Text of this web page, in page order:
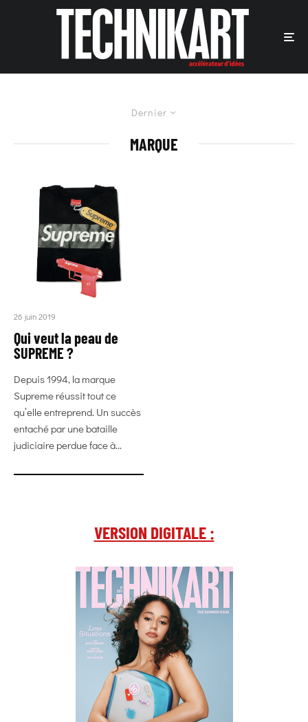
Dernier
MARQUE
26 juin 2019
Qui veut la peau de
SUPREME ?
Depuis 1994, la marque
Supreme réussit tout ce
qu’elle entreprend. Un succès
entaché par une bataille
judiciaire perdue face à...
VERSION DIGITALE :